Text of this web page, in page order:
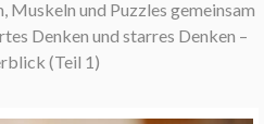
Muskeln und Puzzles gemeinsam
Denken und starres Denken –
(Teil 1)